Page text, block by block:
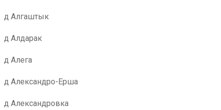
д Алгаштык
д Алдарак
д Алега
д Александро-Ерша
д Александровка